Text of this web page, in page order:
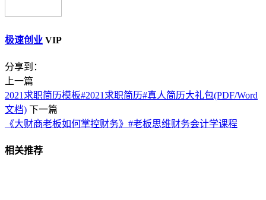
极速创业 VIP
分享到：
上一篇
2021求职简历模板#2021求职简历#真人简历大礼包(PDF/Word
文档) 下一篇
《大财商老板如何掌控财务》#老板思维财务会计学课程
相关推荐